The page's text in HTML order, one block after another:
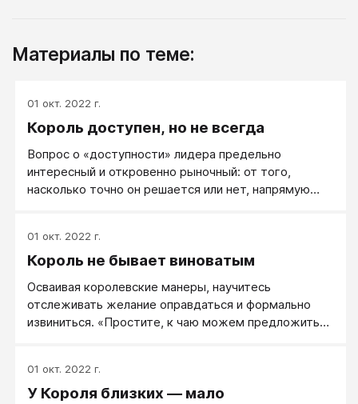
Материалы по теме:
01 окт. 2022 г.
Король доступен, но не всегда
Вопрос о «доступности» лидера предельно
интересный и откровенно рыночный: от того,
насколько точно он решается или нет, напрямую
01 окт. 2022 г.
Король не бывает виноватым
Осваивая королевские манеры, научитесь
отслеживать желание оправдаться и формально
извиниться. «Простите, к чаю можем предложить
01 окт. 2022 г.
У Короля близких — мало